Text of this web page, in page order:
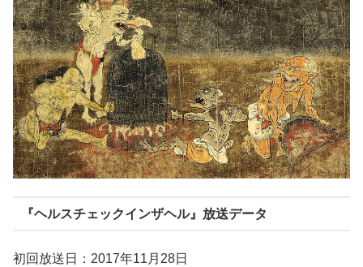
『ヘルスチェックインザヘル』放送データ
初回放送日：2017年11月28日